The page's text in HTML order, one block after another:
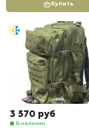
Купить
3 570 руб
В наличии